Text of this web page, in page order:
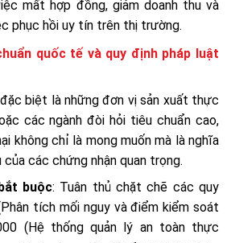
mất hợp đồng, giảm doanh thu và
phục hồi uy tín trên thị trường.
quốc tế và quy định pháp luật
biệt là những đơn vị sản xuất thực
các ngành đòi hỏi tiêu chuẩn cao,
không chỉ là mong muốn mà là nghĩa
của các chứng nhận quan trọng.
buộc: Tuân thủ chặt chẽ các quy
tích mối nguy và điểm kiểm soát
(Hệ thống quản lý an toàn thực